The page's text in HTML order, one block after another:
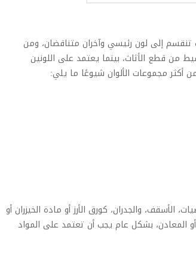
حيث تنقسم إلى لون رئيسي وآخران متناقضان، ومن
من قطع الأثاث، بينما يعتمد على اللونين
أكثر مجموعات الألوان شيوعًا ما يلي:
الأسقف، والجدران، كورق الأرز أو مادة الخيزران أو
المعادن، بشكل عام يجب أن تعتمد على المواد